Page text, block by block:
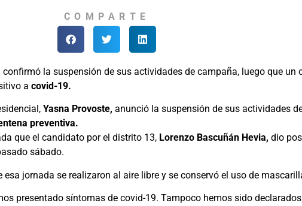
COMPARTE
confirmó la suspensión de sus actividades de campaña, luego que un
a covid-19.
Yasna Provoste, anunció la suspensión de sus actividades
preventiva.
que el candidato por el distrito 13, Lorenzo Bascuñán Hevia, dio
sábado.
jornada se realizaron al aire libre y se conservó el uso de
presentado síntomas de covid-19. Tampoco hemos sido